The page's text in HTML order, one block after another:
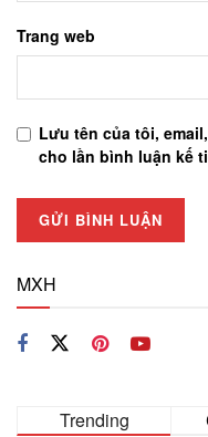
Trang web
Lưu tên của tôi,
cho lần bình luận kế
MXH
Trending